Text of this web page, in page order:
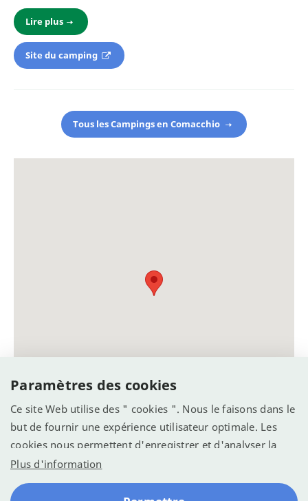
Lire plus
Site du camping
Tous les Campings en Comacchio
Paramètres des cookies
Ce site Web utilise des " cookies ". Nous le faisons dans le
but de fournir une expérience utilisateur optimale. Les
cookies nous permettent d'enregistrer et d'analyser la
manière dont le site Web est utilisé (voir la déclaration de
confidentialité). Nous voulons l'utiliser pour optimiser le
site web pour une meilleure expérience.
Plus d'information